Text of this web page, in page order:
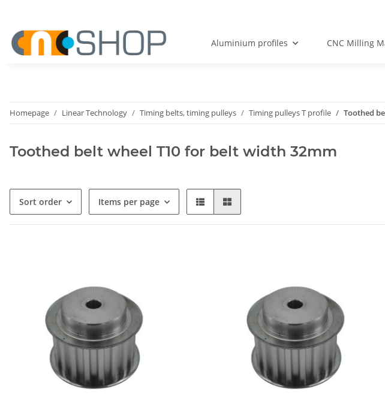
Aluminium profiles CNC Milling
Homepage Linear Technology Timing belts, timing pulleys Timing pulleys T profile Toothed
Toothed belt wheel T10 for belt width 32mm
Sort order Items per page